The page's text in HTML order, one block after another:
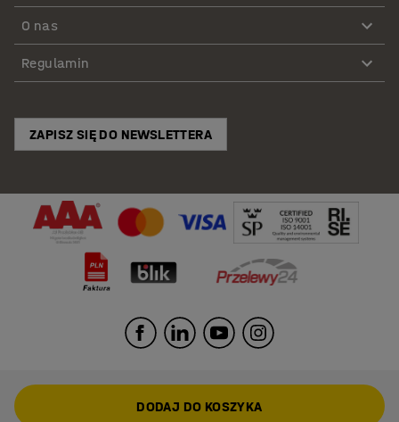
O nas
Regulamin
ZAPISZ SIĘ DO NEWSLETTERA
DODAJ DO KOSZYKA